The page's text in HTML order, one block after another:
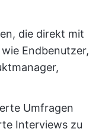
die direkt mit
Endbenutzer,
Umfragen
Interviews zu